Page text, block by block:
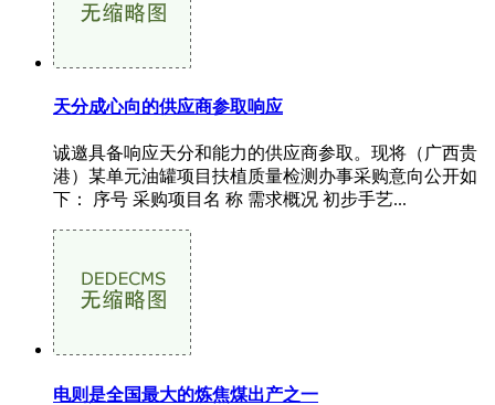
天分成心向的供应商参取响应
诚邀具备响应天分和能力的供应商参取。现将（广西贵
港）某单元油罐项目扶植质量检测办事采购意向公开如
下： 序号 采购项目名 称 需求概况 初步手艺...
电则是全国最大的炼焦煤出产之一